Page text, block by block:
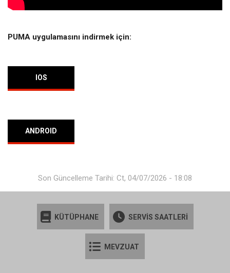
PUMA uygulamasını indirmek için:
IOS
ANDROID
Son Güncelleme Tarihi: Ct, 04/07/2026 - 18:08
KÜTÜPHANE SERVİS SAATLERİ
MEVZUAT